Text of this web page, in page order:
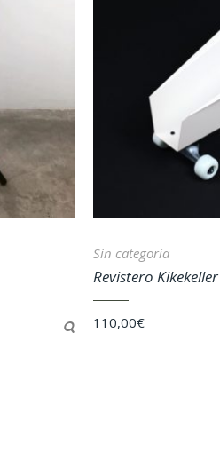
Sin categoría
Revistero Kikekeller
110,00€